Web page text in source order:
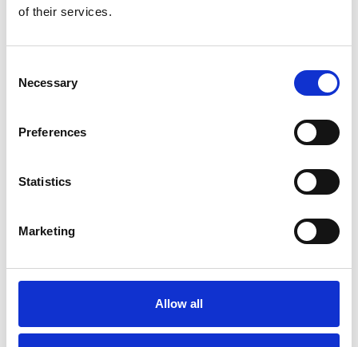
of their services.
Selection
Necessary
Preferences
Statistics
Marketing
Allow all